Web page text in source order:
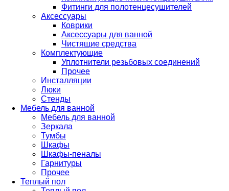
Фитинги для полотенцесушителей
Аксессуары
Коврики
Аксессуары для ванной
Чистящие средства
Комплектующие
Уплотнители резьбовых соединений
Прочее
Инсталляции
Люки
Стенды
Мебель для ванной
Мебель для ванной
Зеркала
Тумбы
Шкафы
Шкафы-пеналы
Гарнитуры
Прочее
Теплый пол